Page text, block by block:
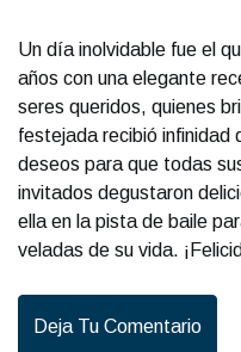
Un día inolvidable fue el
años con una elegante
seres queridos, quienes
festejada recibió infinidad
deseos para que todas
invitados degustaron
ella en la pista de baile
veladas de su vida.
Deja Tu Comentario